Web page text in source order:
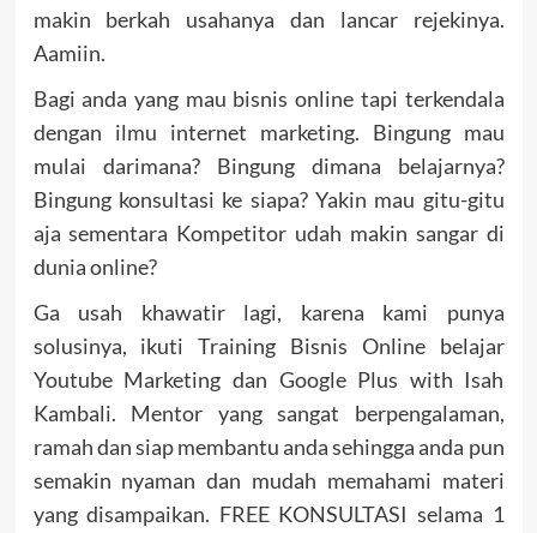
makin berkah usahanya dan lancar rejekinya.
Aamiin.
Bagi anda yang mau bisnis online tapi terkendala
dengan ilmu internet marketing. Bingung mau
mulai darimana? Bingung dimana belajarnya?
Bingung konsultasi ke siapa? Yakin mau gitu-gitu
aja sementara Kompetitor udah makin sangar di
dunia online?
Ga usah khawatir lagi, karena kami punya
solusinya, ikuti Training Bisnis Online belajar
Youtube Marketing dan Google Plus with Isah
Kambali. Mentor yang sangat berpengalaman,
ramah dan siap membantu anda sehingga anda pun
semakin nyaman dan mudah memahami materi
yang disampaikan. FREE KONSULTASI selama 1